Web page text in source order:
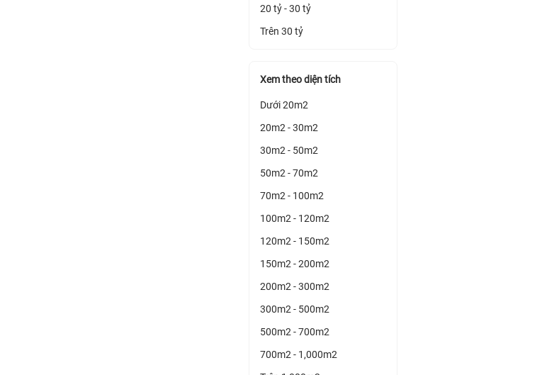
20 tỷ - 30 tỷ
Trên 30 tỷ
Xem theo diện tích
Dưới 20m2
20m2 - 30m2
30m2 - 50m2
50m2 - 70m2
70m2 - 100m2
100m2 - 120m2
120m2 - 150m2
150m2 - 200m2
200m2 - 300m2
300m2 - 500m2
500m2 - 700m2
700m2 - 1,000m2